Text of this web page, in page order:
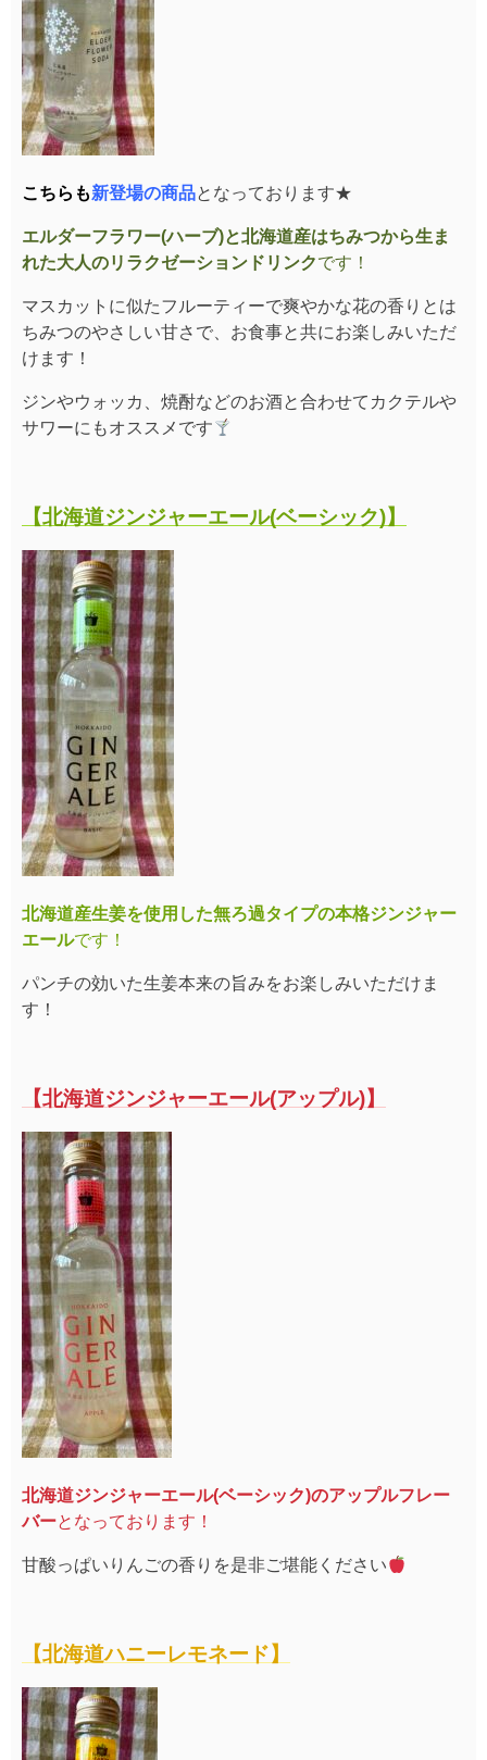
こちらも新登場の商品となっております★
エルダーフラワー(ハーブ)と北海道産はちみつから生ま
れた大人のリラクゼーションドリンクです！
マスカットに似たフルーティーで爽やかな花の香りとは
ちみつのやさしい甘さで、お食事と共にお楽しみいただ
けます！
ジンやウォッカ、焼酎などのお酒と合わせてカクテルや
サワーにもオススメです
【北海道ジンジャーエール(ベーシック)】
北海道産生姜を使用した無ろ過タイプの本格ジンジャー
エールです！
パンチの効いた生姜本来の旨みをお楽しみいただけま
す！
【北海道ジンジャーエール(アップル)】
北海道ジンジャーエール(ベーシック)のアップルフレー
バーとなっております！
甘酸っぱいりんごの香りを是非ご堪能ください
【北海道ハニーレモネー ド】